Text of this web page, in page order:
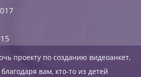
проекту по созданию видеоанкет,
вам, кто-то из детей